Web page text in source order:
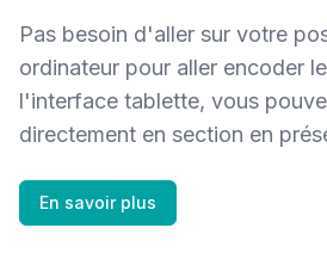
Pas besoin d'aller sur votre
ordinateur pour aller encoder
l'interface tablette, vous
directement en section en
En savoir plus